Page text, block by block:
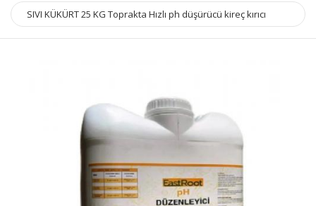
SIVI KÜKÜRT 25 KG Toprakta Hızlı ph düşürücü kireç kırıcı
sebze ve meyve için damlama ile verilen